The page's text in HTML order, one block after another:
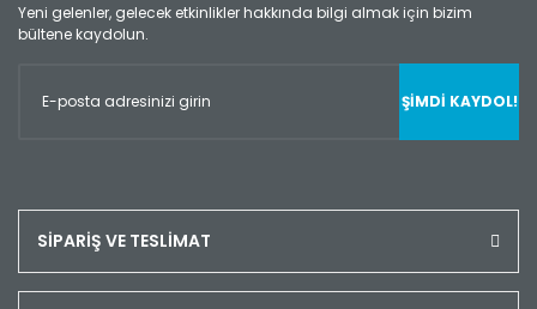
Yeni gelenler, gelecek etkinlikler hakkında bilgi almak için bizim
bültene kaydolun.
ŞİMDİ KAYDOL!
SİPARİŞ VE TESLİMAT